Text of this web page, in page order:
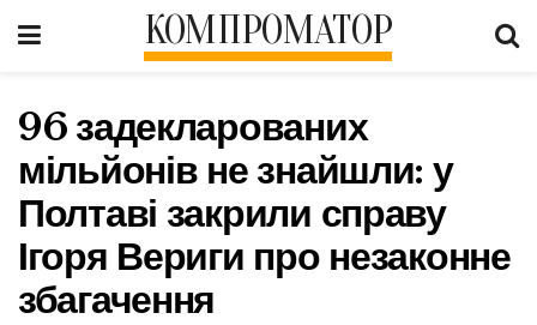
КОМПРОМАТОР
96 задекларованих
мільйонів не знайшли: у
Полтаві закрили справу
Ігоря Вериги про незаконне
збагачення